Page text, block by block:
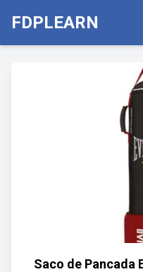
FDPLEARN
Saco de Pancada